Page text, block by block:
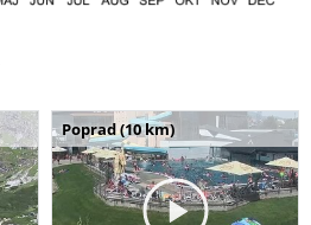
Poprad (10 km)